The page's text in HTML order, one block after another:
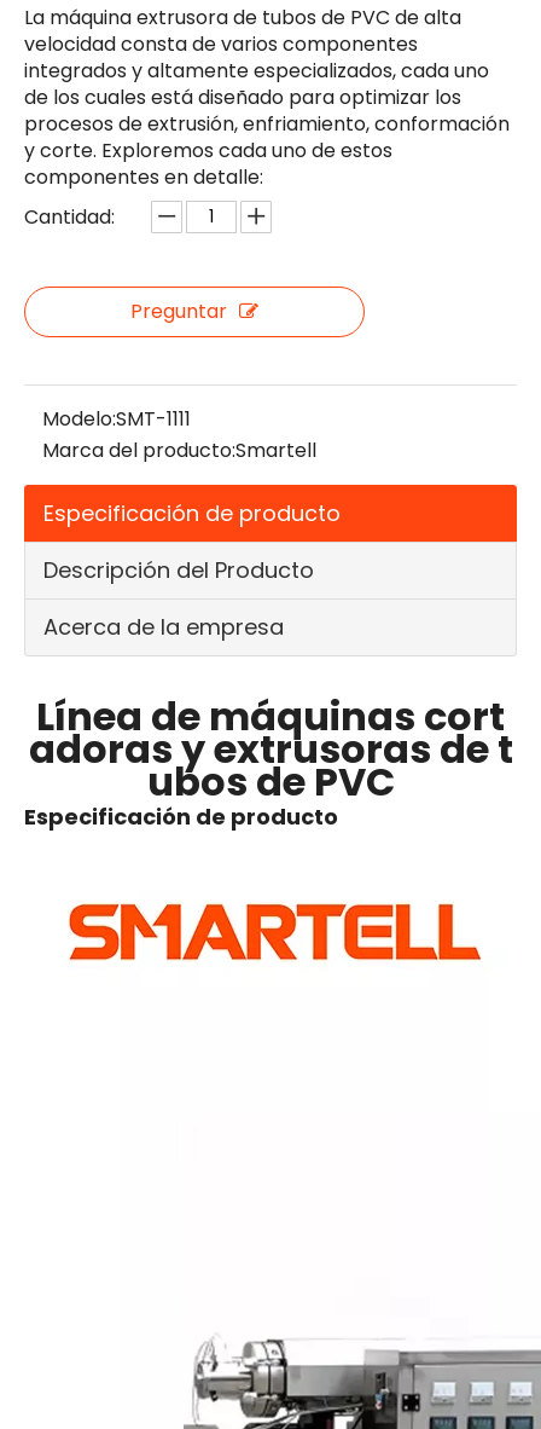
La máquina extrusora de tubos de PVC de alta
velocidad consta de varios componentes
integrados y altamente especializados, cada uno
de los cuales está diseñado para optimizar los
procesos de extrusión, enfriamiento, conformación
y corte. Exploremos cada uno de estos
componentes en detalle:
Cantidad:
Preguntar
Modelo:SMT-1111
Marca del producto:Smartell
Especificación de producto
Descripción del Producto
Acerca de la empresa
Línea de máquinas cort
adoras y extrusoras de t
ubos de PVC
Especificación de producto